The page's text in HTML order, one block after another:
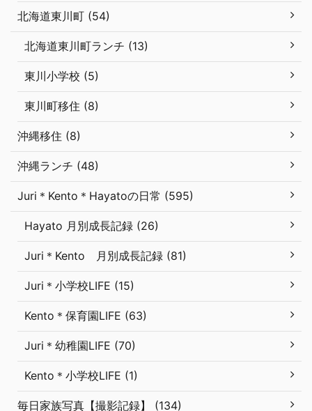
北海道東川町 (54)
北海道東川町ランチ (13)
東川小学校 (5)
東川町移住 (8)
沖縄移住 (8)
沖縄ランチ (48)
Juri＊Kento＊Hayatoの日常 (595)
Hayato 月別成長記録 (26)
Juri＊Kento 月別成長記録 (81)
Juri＊小学校LIFE (15)
Kento＊保育園LIFE (63)
Juri＊幼稚園LIFE (70)
Kento＊小学校LIFE (1)
毎日家族写真【撮影記録】 (134)